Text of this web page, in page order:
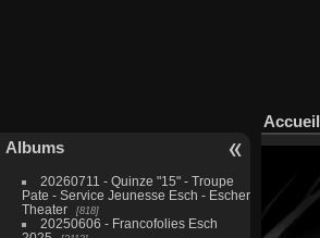
Albums
20260711 - Quinze "15" - Troupe
Pate - Service Jeunesse Esch - Escher
Theater
818
20250606 - Francofolies Esch
Accueil